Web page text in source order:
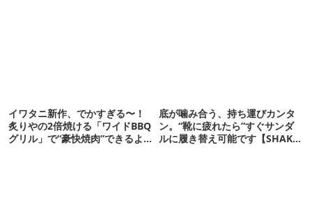
イワタニ新作、でかすぎる〜！
炙りやの2倍焼ける「ワイドBBQ
グリル」で“豪快焼肉”できるよ
底が噛み合う、持ち運びカンタ
ン。“靴に疲れたら”すぐサンダ
ルに履き替え可能です【SHAKA